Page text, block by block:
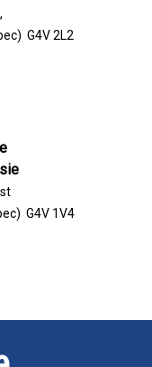
G4V 2L2
G4V 1V4